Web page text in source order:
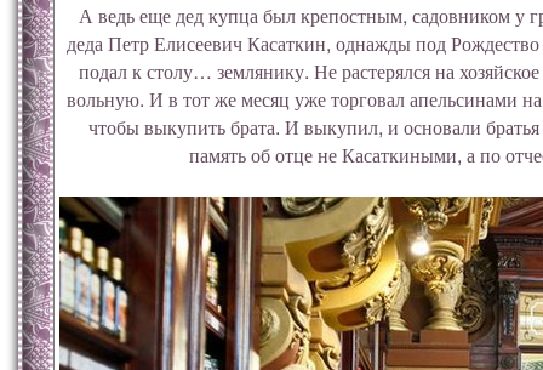
А ведь еще дед купца был крепостным, садовником у
деда Петр Елисеевич Касаткин, однажды под
подал к столу… землянику. Не растерялся на
вольную. И в тот же месяц уже торговал апельсинами
чтобы выкупить брата. И выкупил, и основали
память об отце не Касаткиными, а по